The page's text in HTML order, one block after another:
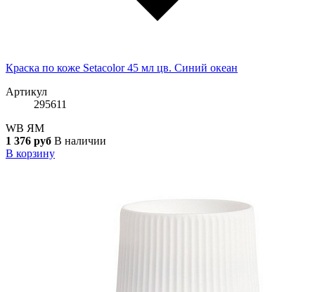
Краска по коже Setacolor 45 мл цв. Синий океан
Артикул
295611
WB ЯМ
1 376 руб В наличии
В корзину